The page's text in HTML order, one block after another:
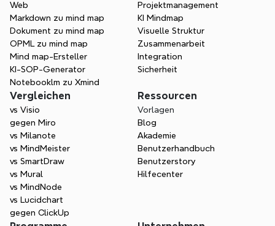
Beginnen Sie sofort, Kreativität zu
entfachen und die Effizienz zu steigern.
Kostenlos starten
Vertrieb kontaktieren
Web
Markdown zu mind map
Dokument zu mind map
OPML zu mind map
Mind map-Ersteller
KI-SOP-Generator
Notebooklm zu Xmind
Projektmanagement
KI Mindmap
Visuelle Struktur
Zusammenarbeit
Integration
Sicherheit
Vergleichen
vs Visio
gegen Miro
vs Milanote
vs MindMeister
vs SmartDraw
vs Mural
vs MindNode
vs Lucidchart
gegen ClickUp
Ressourcen
Vorlagen
Blog
Akademie
Benutzerhandbuch
Benutzerstory
Hilfecenter